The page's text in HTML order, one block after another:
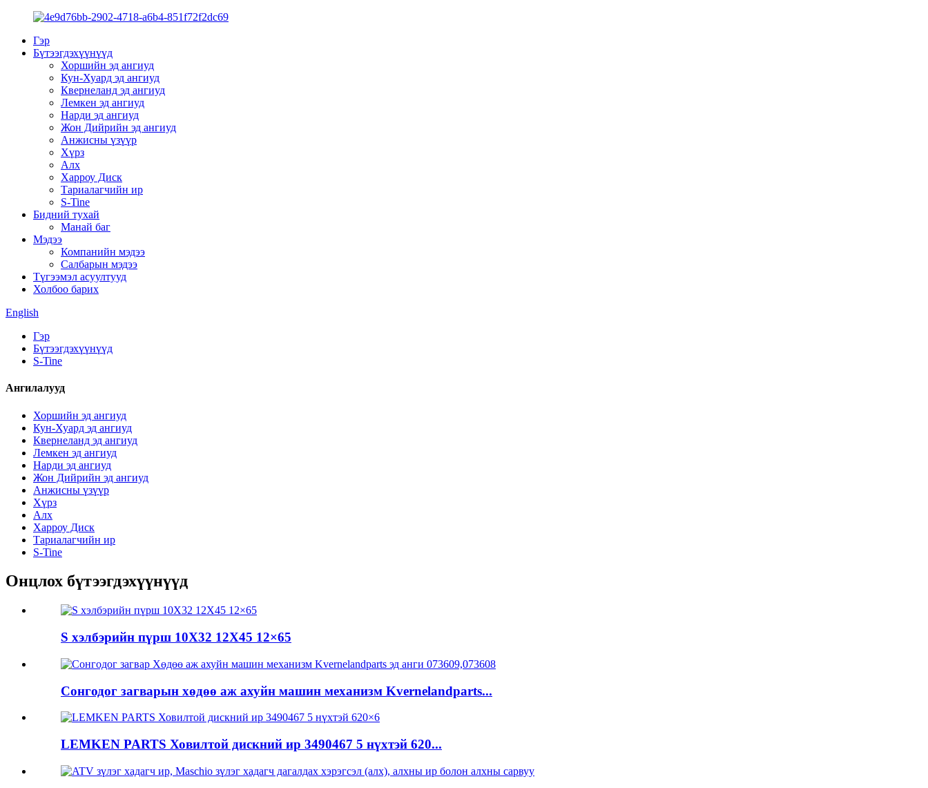
Гэр
Бүтээгдэхүүнүүд
Хоршийн эд ангиуд
Кун-Хуард эд ангиуд
Квернеланд эд ангиуд
Лемкен эд ангиуд
Нарди эд ангиуд
Жон Дийрийн эд ангиуд
Анжисны үзүүр
Хүрз
Алх
Харроу Диск
Тариалагчийн ир
S-Tine
Бидний тухай
Манай баг
Мэдээ
Компанийн мэдээ
Салбарын мэдээ
Түгээмэл асуултууд
Холбоо барих
English
Гэр
Бүтээгдэхүүнүүд
S-Tine
Ангилалууд
Хоршийн эд ангиуд
Кун-Хуард эд ангиуд
Квернеланд эд ангиуд
Лемкен эд ангиуд
Нарди эд ангиуд
Жон Дийрийн эд ангиуд
Анжисны үзүүр
Хүрз
Алх
Харроу Диск
Тариалагчийн ир
S-Tine
Онцлох бүтээгдэхүүнүүд
S хэлбэрийн пүрш 10X32 12X45 12×65
Сонгодог загварын хөдөө аж ахуйн машин механизм Kvernelandparts...
LEMKEN PARTS Ховилтой дискний ир 3490467 5 нүхтэй 620...